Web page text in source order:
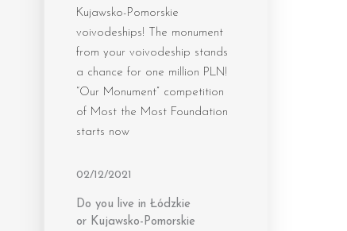
Kujawsko-Pomorskie
voivodeships! The monument
from your voivodeship stands
a chance for one million PLN!
“Our Monument” competition
of Most the Most Foundation
starts now
02/12/2021
Do you live in Łódzkie
or Kujawsko-Pomorskie